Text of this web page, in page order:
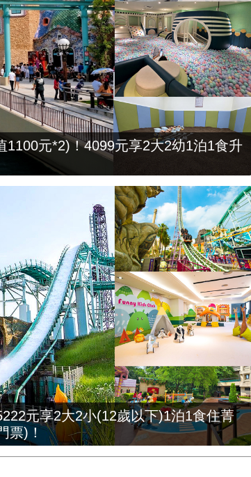
元*2)！4099元享2大2幼1泊1食升
元享2大2小(12歲以下)1泊1食住菁
票)！